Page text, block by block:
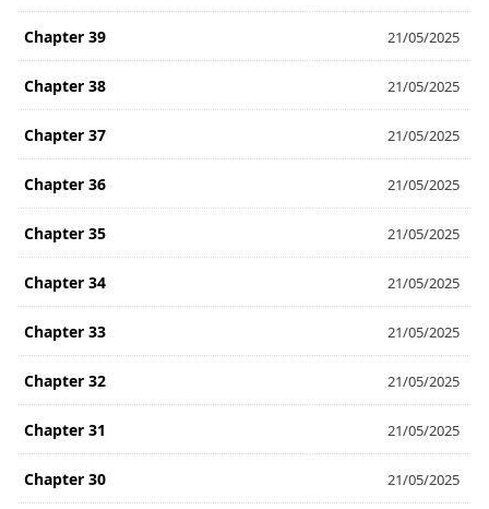
Chapter 39 21/05/2025
Chapter 38 21/05/2025
Chapter 37 21/05/2025
Chapter 36 21/05/2025
Chapter 35 21/05/2025
Chapter 34 21/05/2025
Chapter 33 21/05/2025
Chapter 32 21/05/2025
Chapter 31 21/05/2025
Chapter 30 21/05/2025